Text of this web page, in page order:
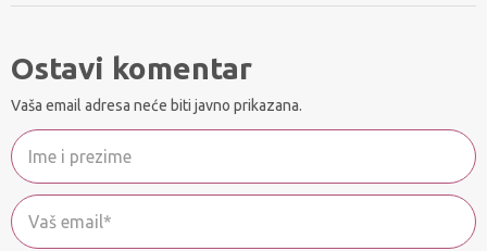
Ostavi komentar
Vaša email adresa neće biti javno prikazana.